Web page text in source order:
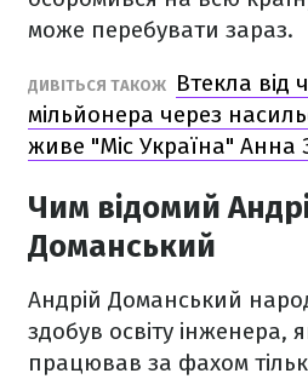
може перебувати зараз.
ДИВІТЬСЯ ТАКОЖ
Втекла від
мільйонера через
живе "Міс Україна" Анна
Чим відомий
Доманський
Андрій Доманський
здобув освіту інженера,
працював за фахом